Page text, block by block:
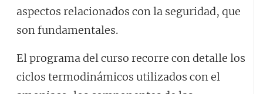
aspectos relacionados con la seguridad, que
son fundamentales.
El programa del curso recorre con detalle los
ciclos termodinámicos utilizados con el